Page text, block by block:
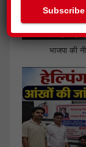
भाजपा की